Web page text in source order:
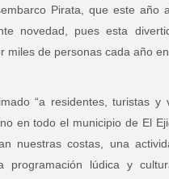
Pirata, que este año
novedad, pues esta
de personas cada año
“a residentes, turistas y
en todo el municipio de El
nuestras costas, una
lúdica y